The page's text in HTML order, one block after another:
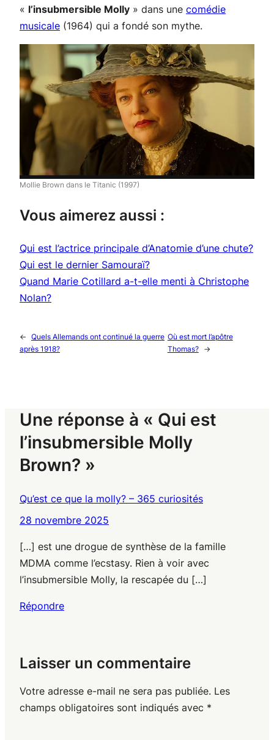
« l’insubmersible Molly » dans une comédie
musicale (1964) qui a fondé son mythe.
Mollie Brown dans le Titanic (1997)
Vous aimerez aussi :
Qui est l’actrice principale d’Anatomie d’une chute?
Qui est le dernier Samouraï?
Quand Marie Cotillard a-t-elle menti à Christophe
Nolan?
← Quels Allemands ont continué la guerre
après 1918?
Où est mort l’apôtre
Thomas?
→
Une réponse à « Qui est
l’insubmersible Molly
Brown? »
Qu’est ce que la molly? – 365 curiosités
28 novembre 2025
[…] est une drogue de synthèse de la famille
MDMA comme l’ecstasy. Rien à voir avec
l’insubmersible Molly, la rescapée du […]
Répondre
Laisser un commentaire
Votre adresse e-mail ne sera pas publiée. Les
champs obligatoires sont indiqués avec *